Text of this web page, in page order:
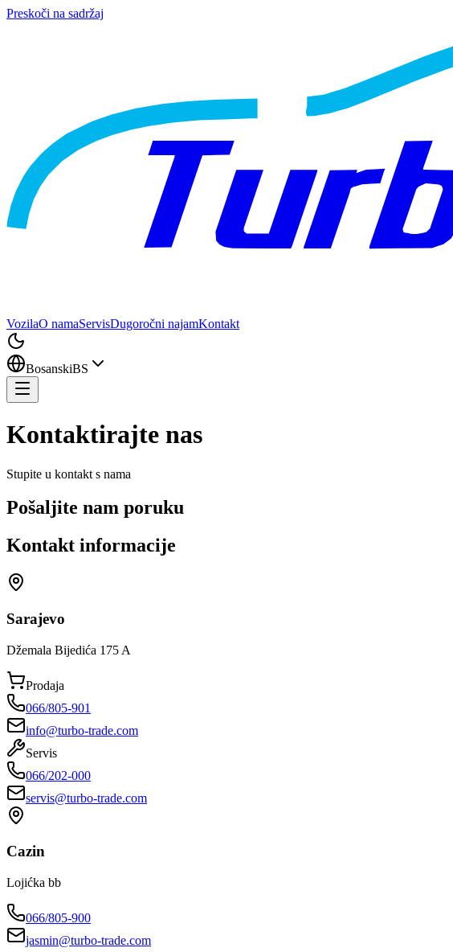
Preskoči na sadržaj
VozilaO namaServisDugoročni najamKontakt
BosanskiBS
Kontaktirajte nas
Stupite u kontakt s nama
Pošaljite nam poruku
Kontakt informacije
Sarajevo
Džemala Bijedića 175 A
Prodaja
066/805-901
info@turbo-trade.com
Servis
066/202-000
servis@turbo-trade.com
Cazin
Lojićka bb
066/805-900
jasmin@turbo-trade.com